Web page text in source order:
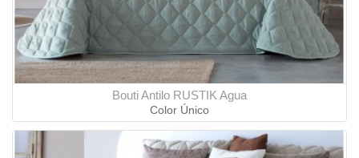
Bouti Antilo RUSTIK Agua
Color Único